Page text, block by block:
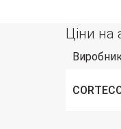
Ціни на